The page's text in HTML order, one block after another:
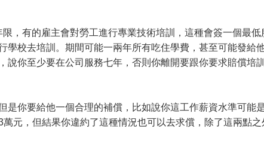
，有的雇主會對勞工進行專業技術培訓，這種會簽一個最低
校去培訓。期間可能一兩年所有吃住學費，甚至可能發給
你至少要在公司服務七年，否則你離開要跟你要求賠償培
是你要給他一個合理的補償，比如說你這工作薪資水準可能
元，但結果你違約了這種情況也可以去求償，除了這兩點之